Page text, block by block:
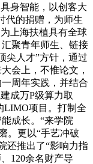
身智能，以创客大
代的捐赠，为师生
上海扶植具有全球
聚青年师生、链接
尖人才”方针，通过
会上，不惟论文，
周年实践，并结合
成万P级算力取
LIMO项目。打制全
成长。“来学院
。更以“手艺冲破
还推出了“影响力指
120余名财产导